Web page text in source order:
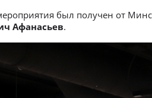
был получен от
Афанасьев.